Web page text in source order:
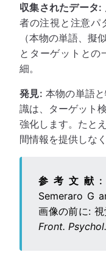
収集されたデータ:
者の注視と注意パ
（本物の単語、擬
とターゲットと
細。
発見: 本物の単語
識は、ターゲット
強化します。たと
間情報を提供しなく
参考文献:
Semeraro G
画像の前に:
Front.